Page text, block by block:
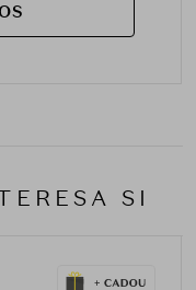
SI